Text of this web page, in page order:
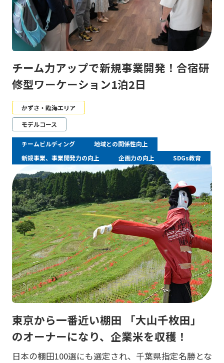
チーム力アップで新規事業開発！合宿研
修型ワーケーション1泊2日
かずさ・臨海エリア
モデルコース
チームビルディング
地域との関係性向上
新規事業、事業開発力の向上
企画力の向上 SDGs教育
東京から一番近い棚田 「大山千枚田」
のオーナーになり、企業米を収穫！
日本の棚田100選にも選定され、千葉県指定名勝とな